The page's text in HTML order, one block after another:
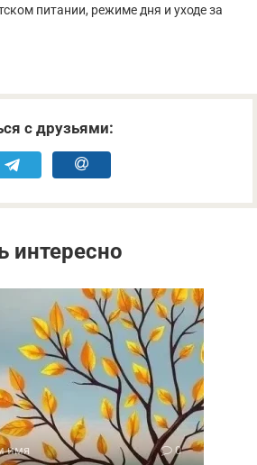
питании, режиме дня и уходе за
с друзьями:
имя 0